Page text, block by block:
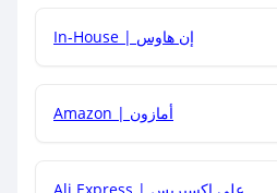
In-House | إن هاوس
Amazon | أمازون